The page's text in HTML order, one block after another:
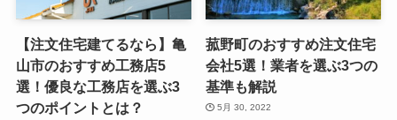
【注文住宅建てるなら】亀
山市のおすすめ工務店5
選！優良な工務店を選ぶ3
つのポイントとは？
菰野町のおすすめ注文住宅
会社5選！業者を選ぶ3つの
基準も解説
5月 30, 2022